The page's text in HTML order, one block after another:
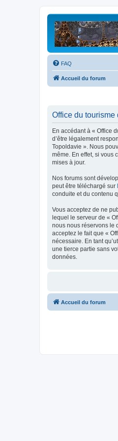
FAQ
Accueil du forum
Office du tourisme
En accédant à « Office
d’être légalement
Topoldavie ». Nous
même. En effet, si vous
mises à jour.
Nos forums sont
peut être téléchargé sur
conduite et du contenu
Vous acceptez de ne
lequel le serveur de «
nous nous réservons le
acceptez le fait que «
nécessaire. En tant
une tierce partie sans
données.
Accueil du forum